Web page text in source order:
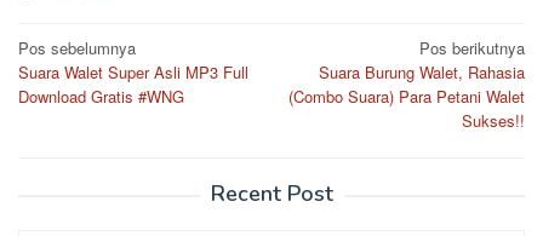
Pos sebelumnya
Suara Walet Super Asli MP3 Full
Download Gratis #WNG
Pos berikutnya
Suara Burung Walet, Rahasia
(Combo Suara) Para Petani Walet
Sukses!!
Recent Post